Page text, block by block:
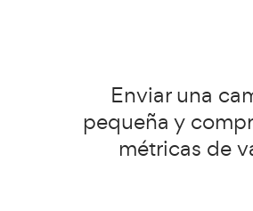
Enviar una
pequeña y
métricas de